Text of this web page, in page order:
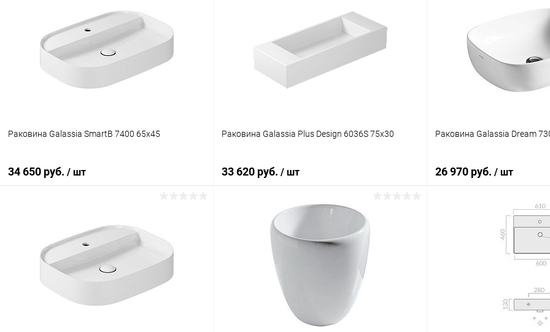
Раковина Galassia SmartB 7400 65x45
34 650 руб. / шт
В корзину
Купить в 1 клик
В избранное Под заказ
Раковина Galassia Plus Design 6036S 75x30
33 620 руб. / шт
В корзину
Купить в 1 клик Сравнение
В избранное Под заказ
Раковина Galassia Dream
26 970 руб. / шт